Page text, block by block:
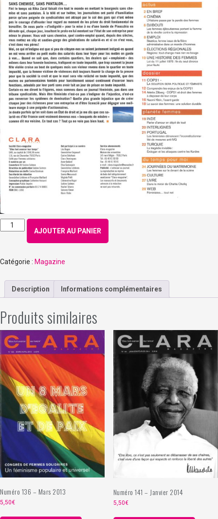
quantité
de
-
2015
AJOUTER AU PANIER
Catégorie : Magazine
Description Informations complémentaires
Produits similaires
Numéro 136 – Mars 2013
5,50€
Numéro 141 – Janvier 2014
5,50€